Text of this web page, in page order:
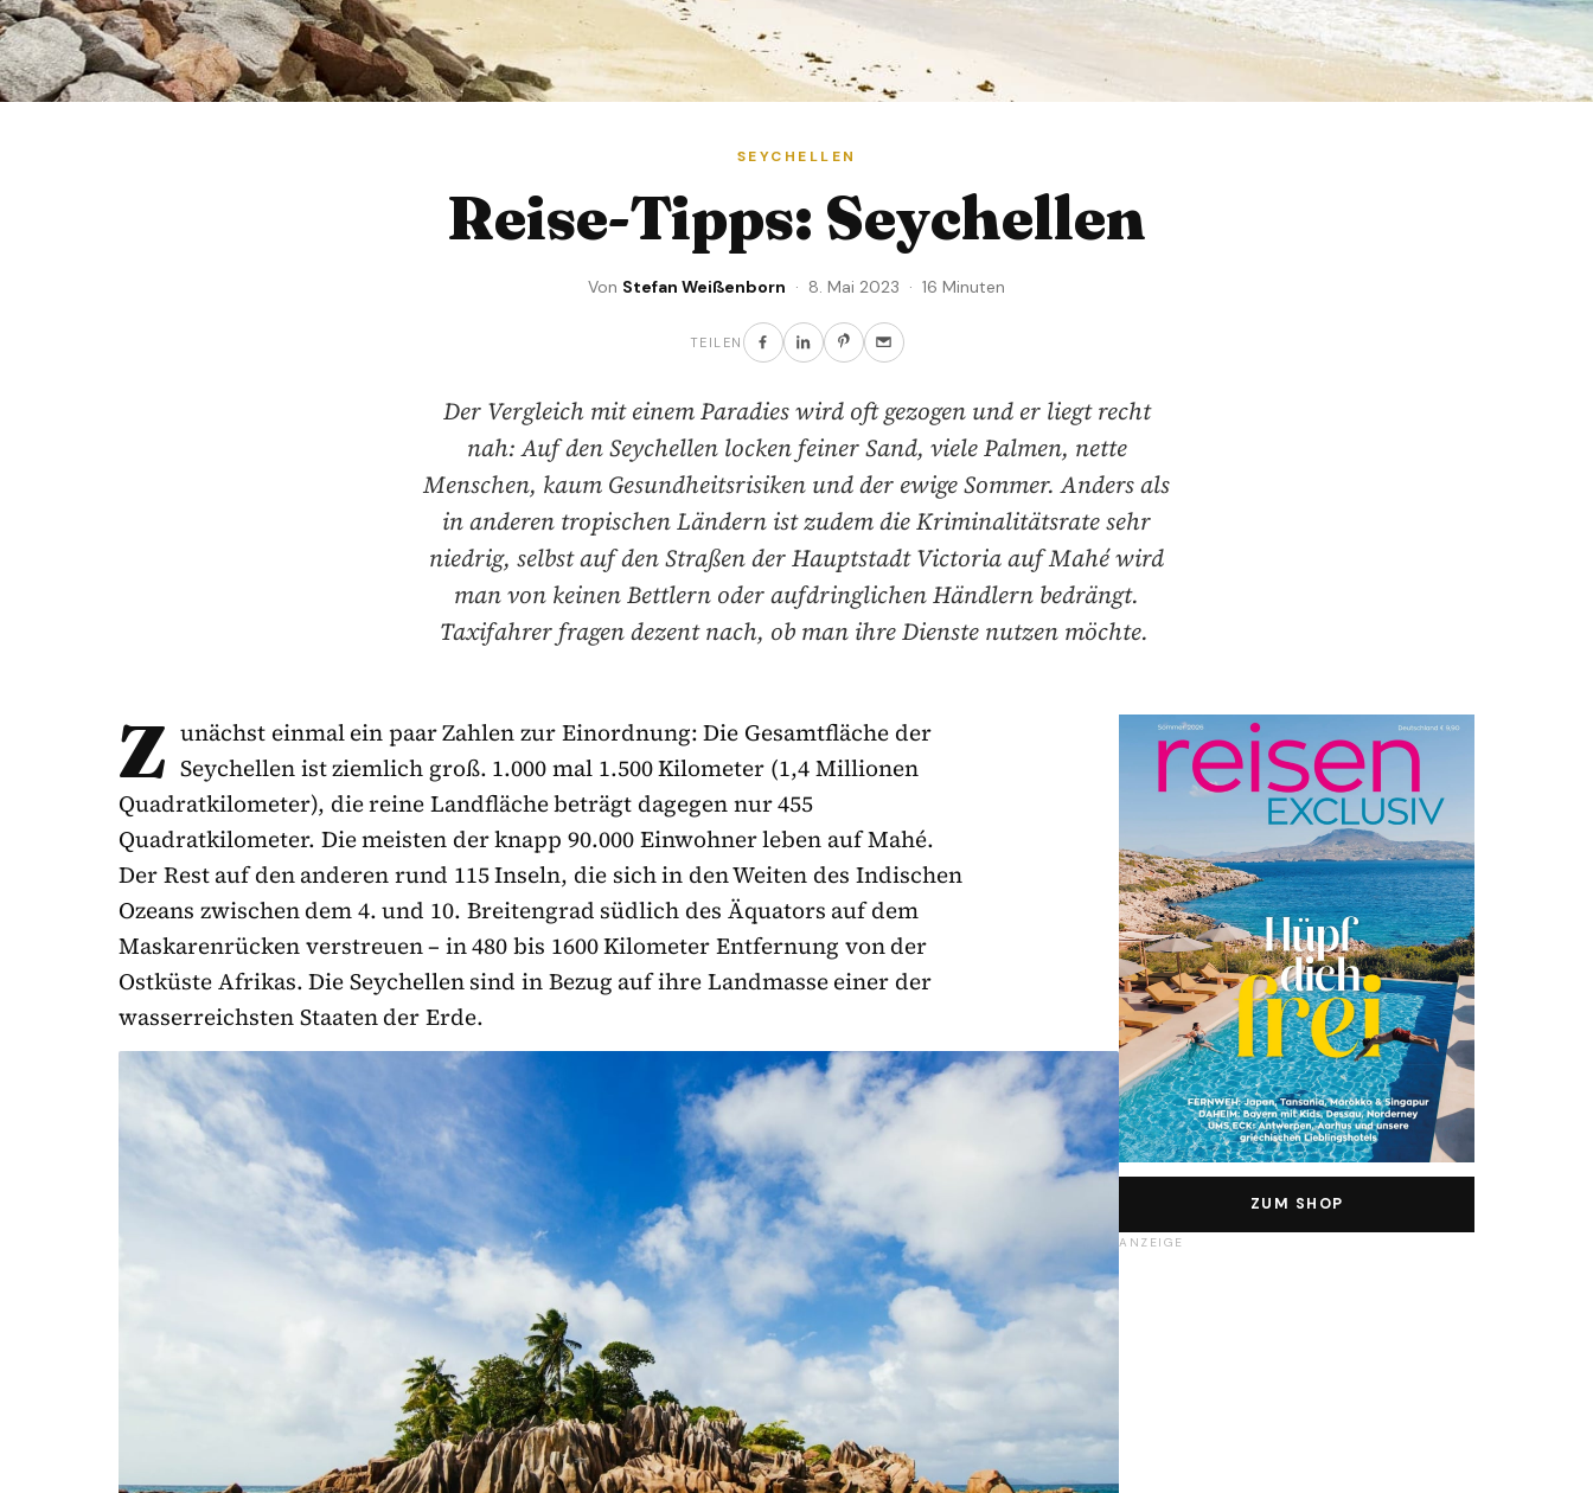
SEYCHELLEN
Reise-Tipps: Seychellen
Von Stefan Weißenborn · 8. Mai 2023 · 16 Minuten
TEILEN
Der Vergleich mit einem Paradies wird oft gezogen und er liegt recht
nah: Auf den Seychellen locken feiner Sand, viele Palmen, nette
Menschen, kaum Gesundheitsrisiken und der ewige Sommer. Anders als
in anderen tropischen Ländern ist zudem die Kriminalitätsrate sehr
niedrig, selbst auf den Straßen der Hauptstadt Victoria auf Mahé wird
man von keinen Bettlern oder aufdringlichen Händlern bedrängt.
Taxifahrer fragen dezent nach, ob man ihre Dienste nutzen möchte.
Z unächst einmal ein paar Zahlen zur Einordnung: Die Gesamtfläche der
Seychellen ist ziemlich groß. 1.000 mal 1.500 Kilometer (1,4 Millionen
Quadratkilometer), die reine Landfläche beträgt dagegen nur 455
Quadratkilometer. Die meisten der knapp 90.000 Einwohner leben auf Mahé.
Der Rest auf den anderen rund 115 Inseln, die sich in den Weiten des Indischen
Ozeans zwischen dem 4. und 10. Breitengrad südlich des Äquators auf dem
Maskarenrücken verstreuen – in 480 bis 1600 Kilometer Entfernung von der
Ostküste Afrikas. Die Seychellen sind in Bezug auf ihre Landmasse einer der
wasserreichsten Staaten der Erde.
ZUM SHOP
ANZEIGE